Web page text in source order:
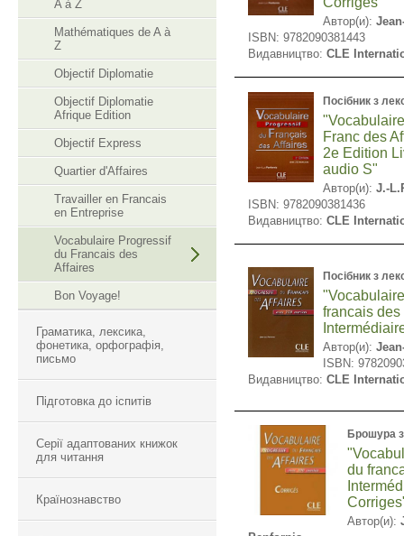
A à Z
Mathématiques de A à
Z
Objectif Diplomatie
Objectif Diplomatie
Afrique Edition
Objectif Express
Quartier d'Affaires
Travailler en Francais
en Entreprise
Vocabulaire Progressif
du Francais des
Affaires
Bon Voyage!
Граматика, лексика,
фонетика, орфографія,
письмо
Підготовка до іспитів
Серії адаптованих книжок
для читання
Країнознавство
Автор(и):
ISBN: 9782090381443
Видавництво: CLE
Посібник з
Franc des
2e Edition
audio S"
Автор(и):J.-
ISBN: 9782090381436
Видавництво: CLE
Посібник з
francais des
Автор(и):
ISBN:
Видавництво: CLE
Брошура
du
Автор(и):